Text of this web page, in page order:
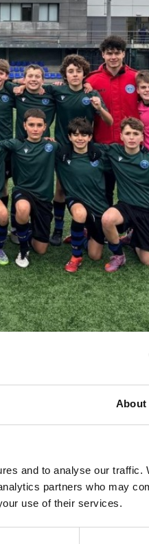
About
and to analyse our traffic.
partners who may
use of their services.